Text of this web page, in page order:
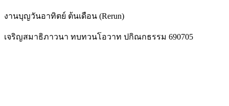
งานบุญวันอาทิตย์ ต้นเดือน (Rerun)
เจริญสมาธิภาวนา ทบทวนโอวาท ปกิณกธรรม 690705